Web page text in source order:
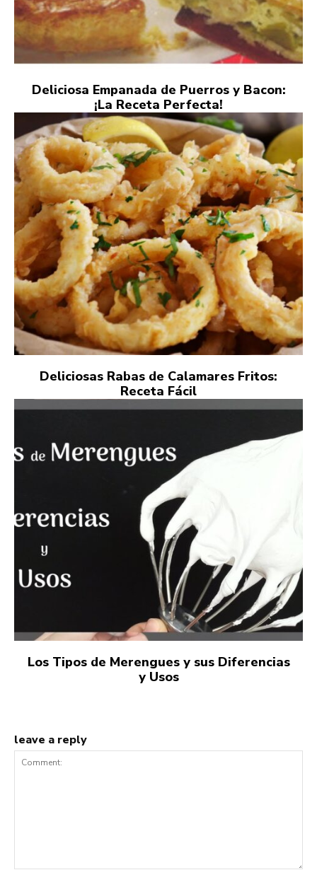
Deliciosa Empanada de Puerros y Bacon:
¡La Receta Perfecta!
Deliciosas Rabas de Calamares Fritos:
Receta Fácil
Los Tipos de Merengues y sus Diferencias
y Usos
leave a reply